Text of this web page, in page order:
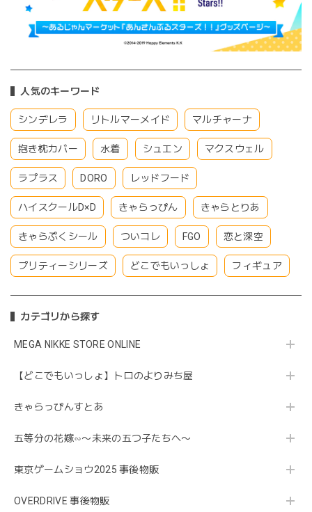
人気のキーワード
シンデレラ リトルマーメイド マルチャーナ
抱き枕カバー 水着 シュエン マクスウェル
ラプラス DORO レッドフード
ハイスクールD×D きゃらっぴん きゃらとりあ
きゃらぷくシール ついコレ FGO 恋と深空
プリティーシリーズ どこでもいっしょ フィギュア
カテゴリから探す
MEGA NIKKE STORE ONLINE
【どこでもいっしょ】トロのよりみち屋
きゃらっぴんすとあ
五等分の花嫁∽〜未来の五つ子たちへ〜
東京ゲームショウ2025 事後物販
OVERDRIVE 事後物販